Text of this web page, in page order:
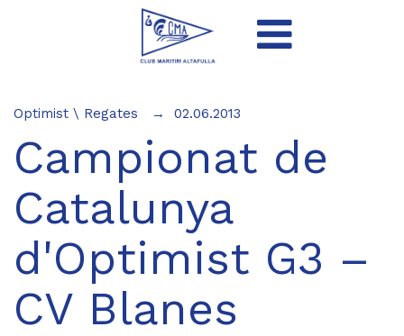
Optimist \ Regates 02.06.2013
Campionat de
Catalunya
d'Optimist G3 –
CV Blanes